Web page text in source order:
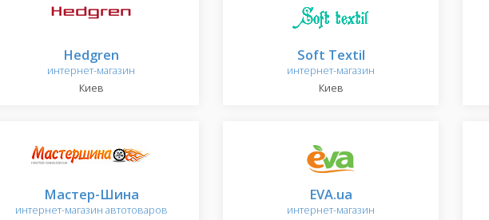
Hedgren
интернет-магазин
Киев
Soft Textil
интернет-магазин
Киев
Мастер-Шина
интернет-магазин автотоваров
EVA.ua
интернет-магазин